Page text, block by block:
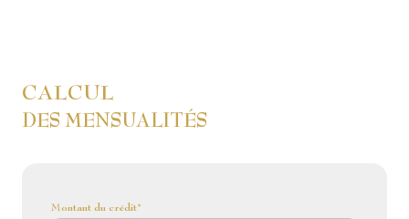
CALCUL
DES MENSUALITÉS
Montant du crédit*